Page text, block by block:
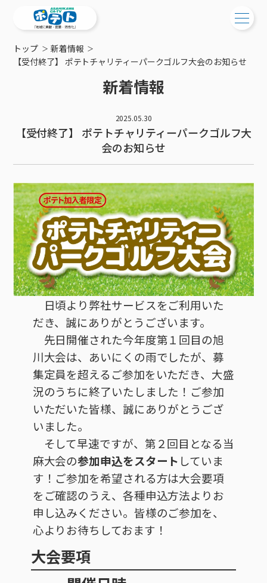
ご検討中の方
工事・配線について
新居をご検討中の方へ
物件情報
特典・キャンペーン
おトクな割引サービス
ご加入中のサービス確認・変更
WEBメール
サポートサービス
サポートサービストップ
リモートコール
回線速度測定
接続・設定⽅法
訪問サポート＆サポートパックサービス料⾦表
新着情報
メンテナンス・障害情報
ポテトからのプレゼント
イベントカレンダー
講座のご案内
ケーブルテレビトップ
チャンネル紹介
料⾦プラン
NHK衛星受信料団体⼀括⽀払
機器⼀覧
インターネット
インターネットトップ
料⾦プラン
Wi-Fiサービス
ポテトホーム防犯カメラ
オプションサービス
インターネットギガシェアプラン
固定電話
固定電話トップ
基本料⾦・通話料⾦
オプションサービス
auスマートバリュー
auまとめトーク
ポテトスマートフォン
ポテトスマートフォントップ
料⾦プラン
機種⼀覧
オプションサービス
でんき
でんきトップ
ポラリンでんき×ポテト
ポテトでんき
ケーブルプラスでんき
暮らしを快適にするサービス
暮らしを快適にするサービストップ
ポテトライフメール
⽣活あんしんサービス
みるプラス
お困りの方はこちら
会社案内
メンテナンス
障害情報
マイページ
お申し込み
トップ
新着情報
【受付終了】 ポテトチャリティーパークゴルフ大会のお知らせ
新着情報
2025.05.30
【受付終了】 ポテトチャリティーパークゴルフ大
会のお知らせ
日頃より弊社サービスをご利用いた
だき、誠にありがとうございます。
先日開催された今年度第１回目の旭
川大会は、あいにくの雨でしたが、募
集定員を超えるご参加をいただき、大盛
況のうちに終了いたしました！ご参加
いただいた皆様、誠にありがとうござ
いました。
そして早速ですが、第２回目となる当
麻大会の参加申込をスタート していま
す！ご参加を希望される方は大会要項
をご確認のうえ、各種申込方法よりお
申し込みください。皆様のご参加を、
心よりお待ちしておます！
大会要項